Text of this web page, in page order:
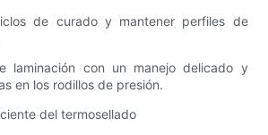
de curado y mantener perfiles de
laminación con un manejo delicado y
en los rodillos de presión.
del termosellado